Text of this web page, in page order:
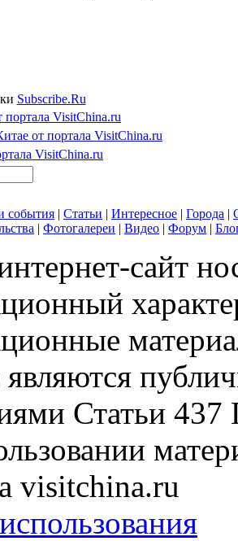
Subscribe.Ru
VisitChina.ru
от портала VisitChina.ru
VisitChina.ru
события | Статьи | Интересное | Города |
| Фотогалереи | Видео | Форум |
сайт
являются
Статьи 437
visitchina.ru